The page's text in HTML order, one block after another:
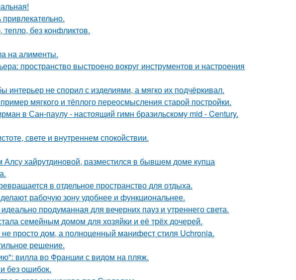
без конфликтов.
на алименты.
пространство выстроено вокруг инструментов и настроения
не спорил с изделиями, а мягко их подчёркивал.
мягкого и тёплого переосмысления старой постройки.
в Сан-паулу - настоящий гимн бразильскому mid - Century.
свете и внутреннем спокойствии.
хайрутдиновой, разместился в бывшем доме купца
в отдельное пространство для отдыха.
рабочую зону удобнее и функциональнее.
продуманная для вечерних пауз и утреннего света.
семейным домом для хозяйки и её трёх дочерей.
просто дом, а полноценный манифест стиля Uchronia.
решение.
вилла во Франции с видом на пляж.
без ошибок.